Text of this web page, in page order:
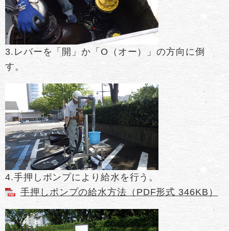
3.レバーを「開」か「O（オー）」の方向に倒
す。
4.手押しポンプにより給水を行う。
手押しポンプの給水方法（PDF形式 346KB）